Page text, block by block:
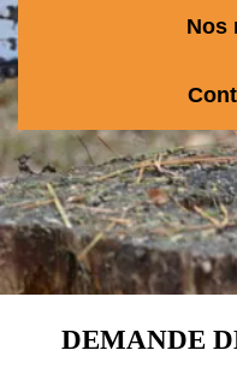
Nos
DEMANDE